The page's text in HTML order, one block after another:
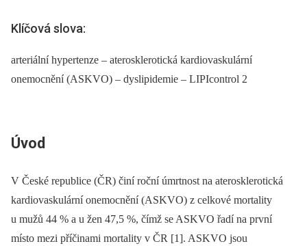
Klíčová slova:
arteriální hypertenze – aterosklerotická kardiovaskulární
onemocnění (ASKVO) – dyslipidemie – LIPIcontrol 2
Úvod
V České republice (ČR) činí roční úmrtnost na aterosklerotická
kardiovaskulární onemocnění (ASKVO) z celkové mortality
u mužů 44 % a u žen 47,5 %, čímž se ASKVO řadí na první
místo mezi příčinami mortality v ČR [1]. ASKVO jsou